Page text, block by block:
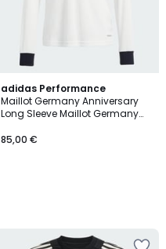
adidas Performance
Maillot Germany Anniversary
Long Sleeve Maillot Germany
85,00 €